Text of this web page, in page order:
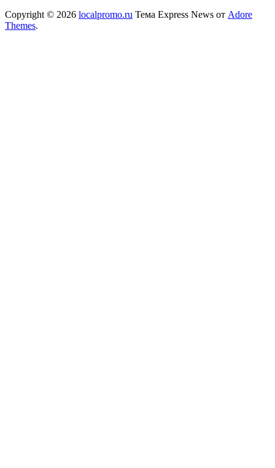
Copyright © 2026 localpromo.ru Тема Express News от Adore
Themes.